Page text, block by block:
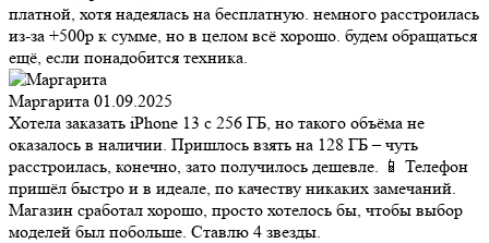
платной, хотя надеялась на бесплатную. немного расстроилась
из-за +500р к сумме, но в целом всё хорошо. будем обращаться
ещё, если понадобится техника.
Маргарита 01.09.2025
Хотела заказать iPhone 13 с 256 ГБ, но такого объёма не
оказалось в наличии. Пришлось взять на 128 ГБ – чуть
расстроилась, конечно, зато получилось дешевле. 📱 Телефон
пришёл быстро и в идеале, по качеству никаких замечаний.
Магазин сработал хорошо, просто хотелось бы, чтобы выбор
моделей был побольше. Ставлю 4 звезды.